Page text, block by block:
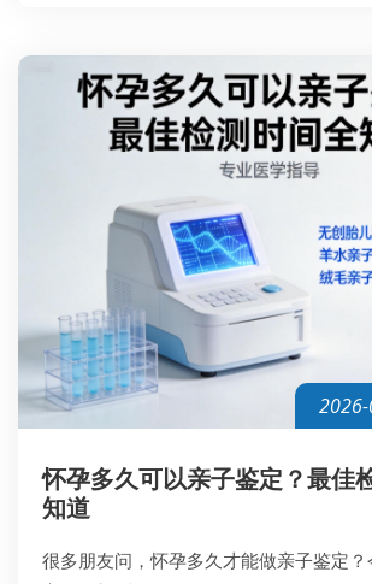
怀孕多久可以亲子鉴定？最佳
知道
很多朋友问，怀孕多久才能做亲子鉴定